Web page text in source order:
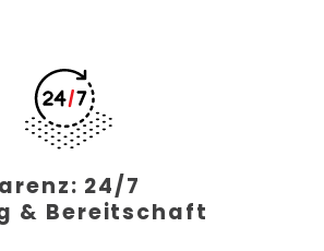
24/7
& Bereitschaft